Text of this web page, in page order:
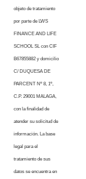
objeto de tratamiento
por parte de LWS
FINANCE AND LIFE
SCHOOL SL con CIF
B67855882 y domicilio
C/ DUQUESA DE
PARCENT Nº 8, 1º,
C.P. 29001 MALAGA,
con la finalidad de
atender su solicitud de
información. La base
legal para el
tratamiento de sus
datos se encuentra en